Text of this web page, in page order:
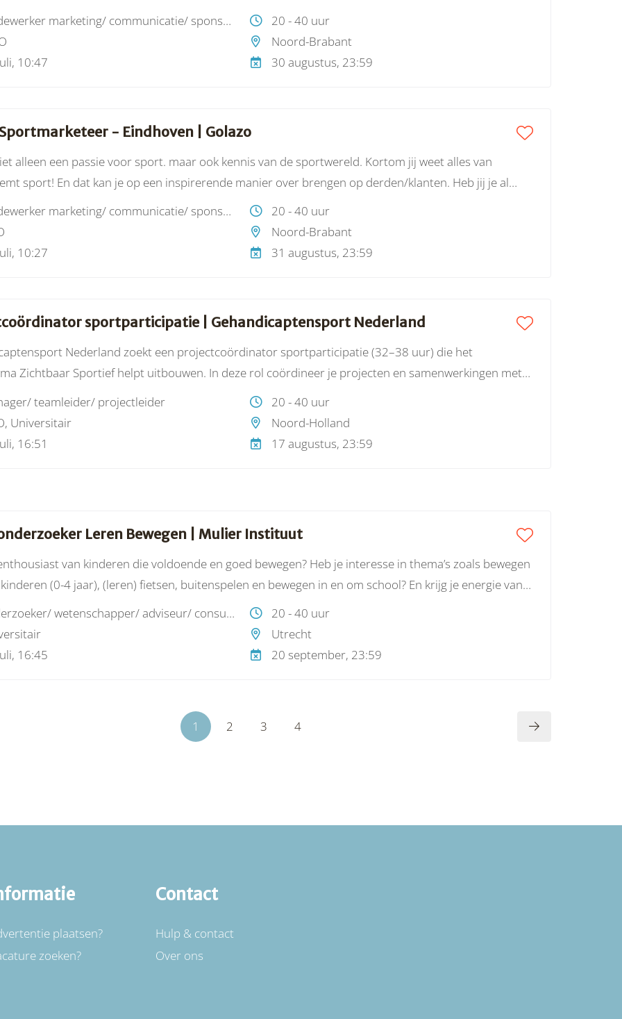
als succesvol marketeer?
medewerker marketing/ communicatie/ sponsoring
20 - 40 uur
Noord-Brabant
10:47
30 augustus, 23:59
- Eindhoven | Golazo
alleen een passie voor sport. maar ook kennis van de sportwereld. Kortom jij weet alles van
sport! En dat kan je op een inspirerende manier over brengen op derden/klanten. Heb jij je al
als succesvol marketeer?
medewerker marketing/ communicatie/ sponsoring
20 - 40 uur
Noord-Brabant
10:27
31 augustus, 23:59
sportparticipatie | Gehandicaptensport Nederland
Nederland zoekt een projectcoördinator sportparticipatie (32–38 uur) die het
Zichtbaar Sportief helpt uitbouwen. In deze rol coördineer je projecten en samenwerkingen met
doelgroeporganisaties om de sport- en beweegdeelname van mensen met een visuele beperking te
impact in heel Nederland.
teamleider/ projectleider
20 - 40 uur
Universitair
Noord-Holland
16:51
17 augustus, 23:59
Leren Bewegen | Mulier Instituut
van kinderen die voldoende en goed bewegen? Heb je interesse in thema’s zoals bewegen
(0-4 jaar), (leren) fietsen, buitenspelen en bewegen in en om school? En krijg je energie van
kwantitatieve en kwalitatieve data? Dan ben jij de nieuwe junior onderzoeker die we zoeken!
onderzoeker/ wetenschapper/ adviseur/ consultant
20 - 40 uur
Utrecht
16:45
20 september, 23:59
1 2 3 4
plaatsen?
zoeken?
Contact
Hulp & contact
Over ons